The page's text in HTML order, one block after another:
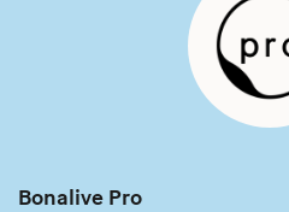
Bonalive Pro